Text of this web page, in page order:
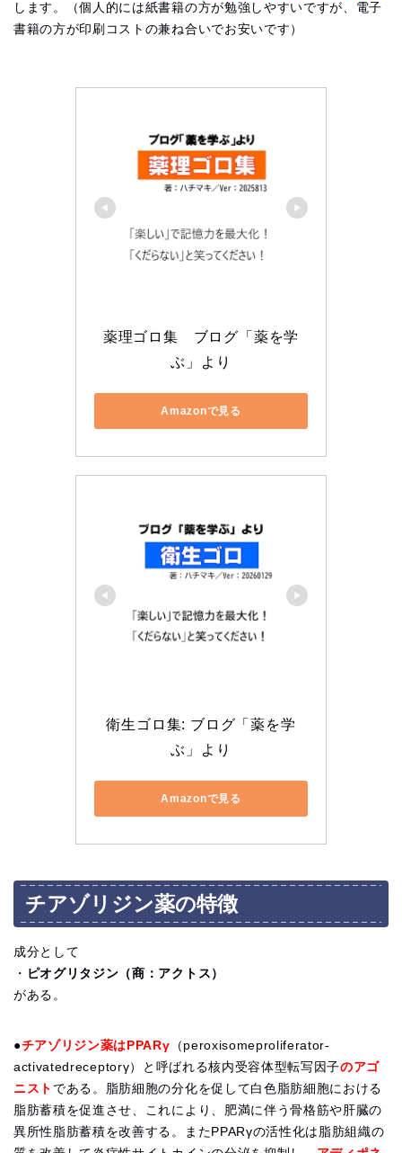
します。（個人的には紙書籍の方が勉強しやすいですが、電子
書籍の方が印刷コストの兼ね合いでお安いです）
薬理ゴロ集　ブログ「薬を学
ぶ」より
Amazonで見る
衛生ゴロ集: ブログ「薬を学
ぶ」より
Amazonで見る
チアゾリジン薬の特徴
成分として
・ ピオグリタジン（商：アクトス）
がある。
●チアゾリジン薬はPPARγ （peroxisomeproliferator-
activatedreceptorγ）と呼ばれる核内受容体型転写因子のアゴ
ニスト である。脂肪細胞の分化を促して白色脂肪細胞における
脂肪蓄積を促進させ、これにより、肥満に伴う骨格筋や肝臓の
異所性脂肪蓄積を改善する。またPPARγの活性化は脂肪組織の